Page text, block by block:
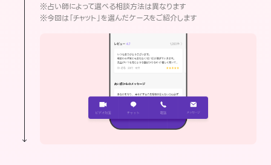
※占い師によって選べる相談方法は異なります
※今回は「チャット」を選んだケースをご紹介します